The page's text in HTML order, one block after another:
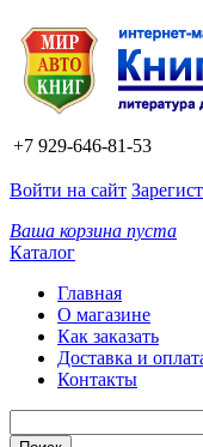
+7 929-646-81-53
Войти на сайт
Ваша корзина пуста
Каталог
Главная
О магазине
Как заказать
Доставка и
Контакты